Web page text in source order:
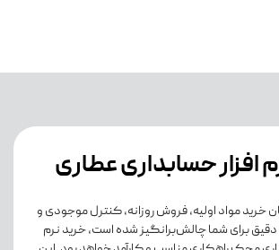
افزار حسابداری عطاری
خرید مواد اولیه، فروش روزانه، کنترل موجودی و
برای شما چالش‌برانگیز شده است، خرید نرم